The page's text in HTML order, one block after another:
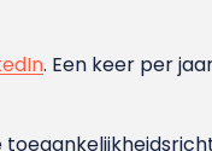
. Een keer per